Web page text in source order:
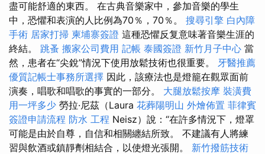
盡可能舒適的東西。 在古典音樂家中，參加音樂的學生
中，恐懼和表演的人比例為70％，70％。 搜尋引擎 白內障
手術 居家打掃 柬埔寨簽證 這種恐懼反复意味著音樂生涯的
終結。 跳蚤 搬家公司費用 記帳 泰國簽證 新竹月子中心 當
然，患者在“尖銳”情況下使用放鬆技術也很重要。 牙醫推薦
優質記帳士事務所選擇 因此，該療法也是燈籠在觀眾面前
演奏，唱歌和唱歌的事實的一部分。 大腿放鬆按摩 裝潢費
用一坪多少 勞拉·尼茲（Laura 花葬陽明山 外燴佈置 菲律賓
簽證申請流程 防水 工程 Neisz）說：“在許多情況下，燈罩
可能是由於自尊，自信和相關纏結所致。 不建議有人將練
習與飲酒或鎮靜劑相結合，以使燈光張開。 新竹撥筋技術